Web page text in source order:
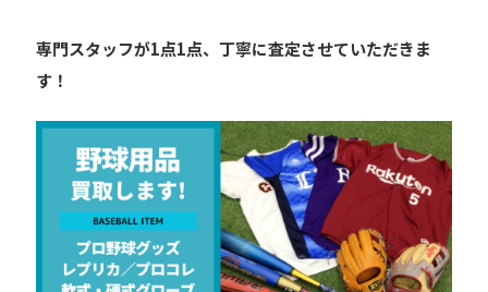
専門スタッフが1点1点、丁寧に査定させていただきま
す！